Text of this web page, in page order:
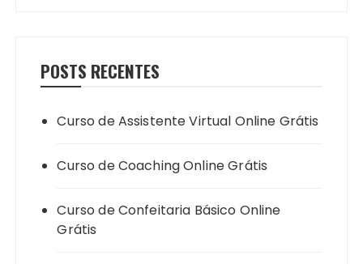
POSTS RECENTES
Curso de Assistente Virtual Online Grátis
Curso de Coaching Online Grátis
Curso de Confeitaria Básico Online
Grátis